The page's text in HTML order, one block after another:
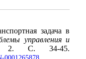
задача в
управления и
С. 34-45.